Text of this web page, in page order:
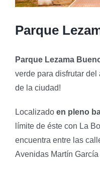
Parque
Parque Lezama
verde para disfrutar
de la ciudad!
Localizado en pleno
límite de éste con La
encuentra entre las
Avenidas Martín